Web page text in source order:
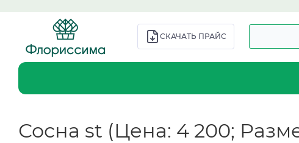
СКАЧАТЬ ПРАЙС
Сосна st (Цена: 4 200;